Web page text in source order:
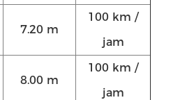
7.20 m
100 km /
jam
8.00 m
100 km /
jam